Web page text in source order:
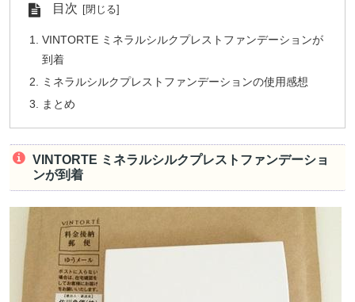
目次
VINTORTE ミネラルシルクプレストファンデーションが
到着
ミネラルシルクプレストファンデーションの使用感想
まとめ
VINTORTE ミネラルシルクプレストファンデーショ
ンが到着